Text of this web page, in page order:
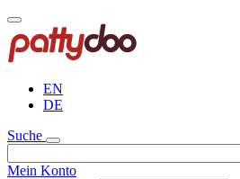
Direkt
zum
Inhalt
EN
DE
Suche
Mein Konto